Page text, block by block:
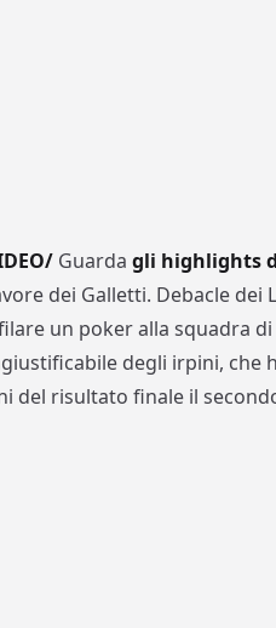
Guarda gli highlights
dei Galletti. Debacle dei
un poker alla squadra
degli irpini, che
del risultato finale il